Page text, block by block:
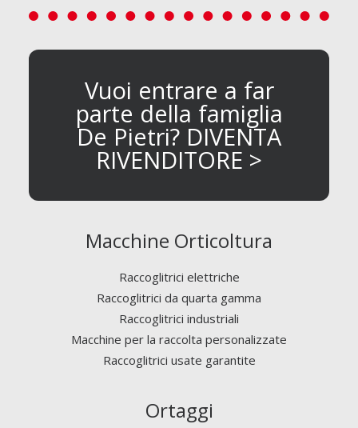
Vuoi entrare a far
parte della famiglia
De Pietri? DIVENTA
RIVENDITORE >
Macchine Orticoltura
Raccoglitrici elettriche
Raccoglitrici da quarta gamma
Raccoglitrici industriali
Macchine per la raccolta personalizzate
Raccoglitrici usate garantite
Ortaggi